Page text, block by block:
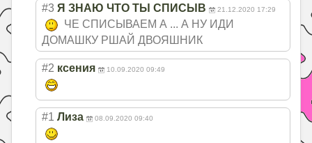
#3 Я ЗНАЮ ЧТО ТЫ СПИСЫВ 21.12.2020 17:29
ЧЕ СПИСЫВАЕМ А ... А НУ ИДИ
ДОМАШКУ РШАЙ ДВОЯШНИК
#2 ксения 10.09.2020 09:49
#1 Лиза 08.09.2020 09:40